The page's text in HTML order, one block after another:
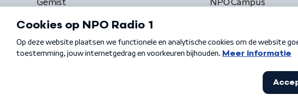
Gemist NPO Campus
Algemene voorwaarden Privacybeleid